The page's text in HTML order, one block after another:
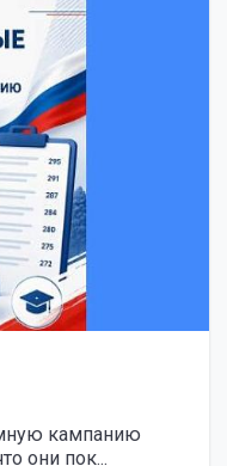
кампанию
они пок...